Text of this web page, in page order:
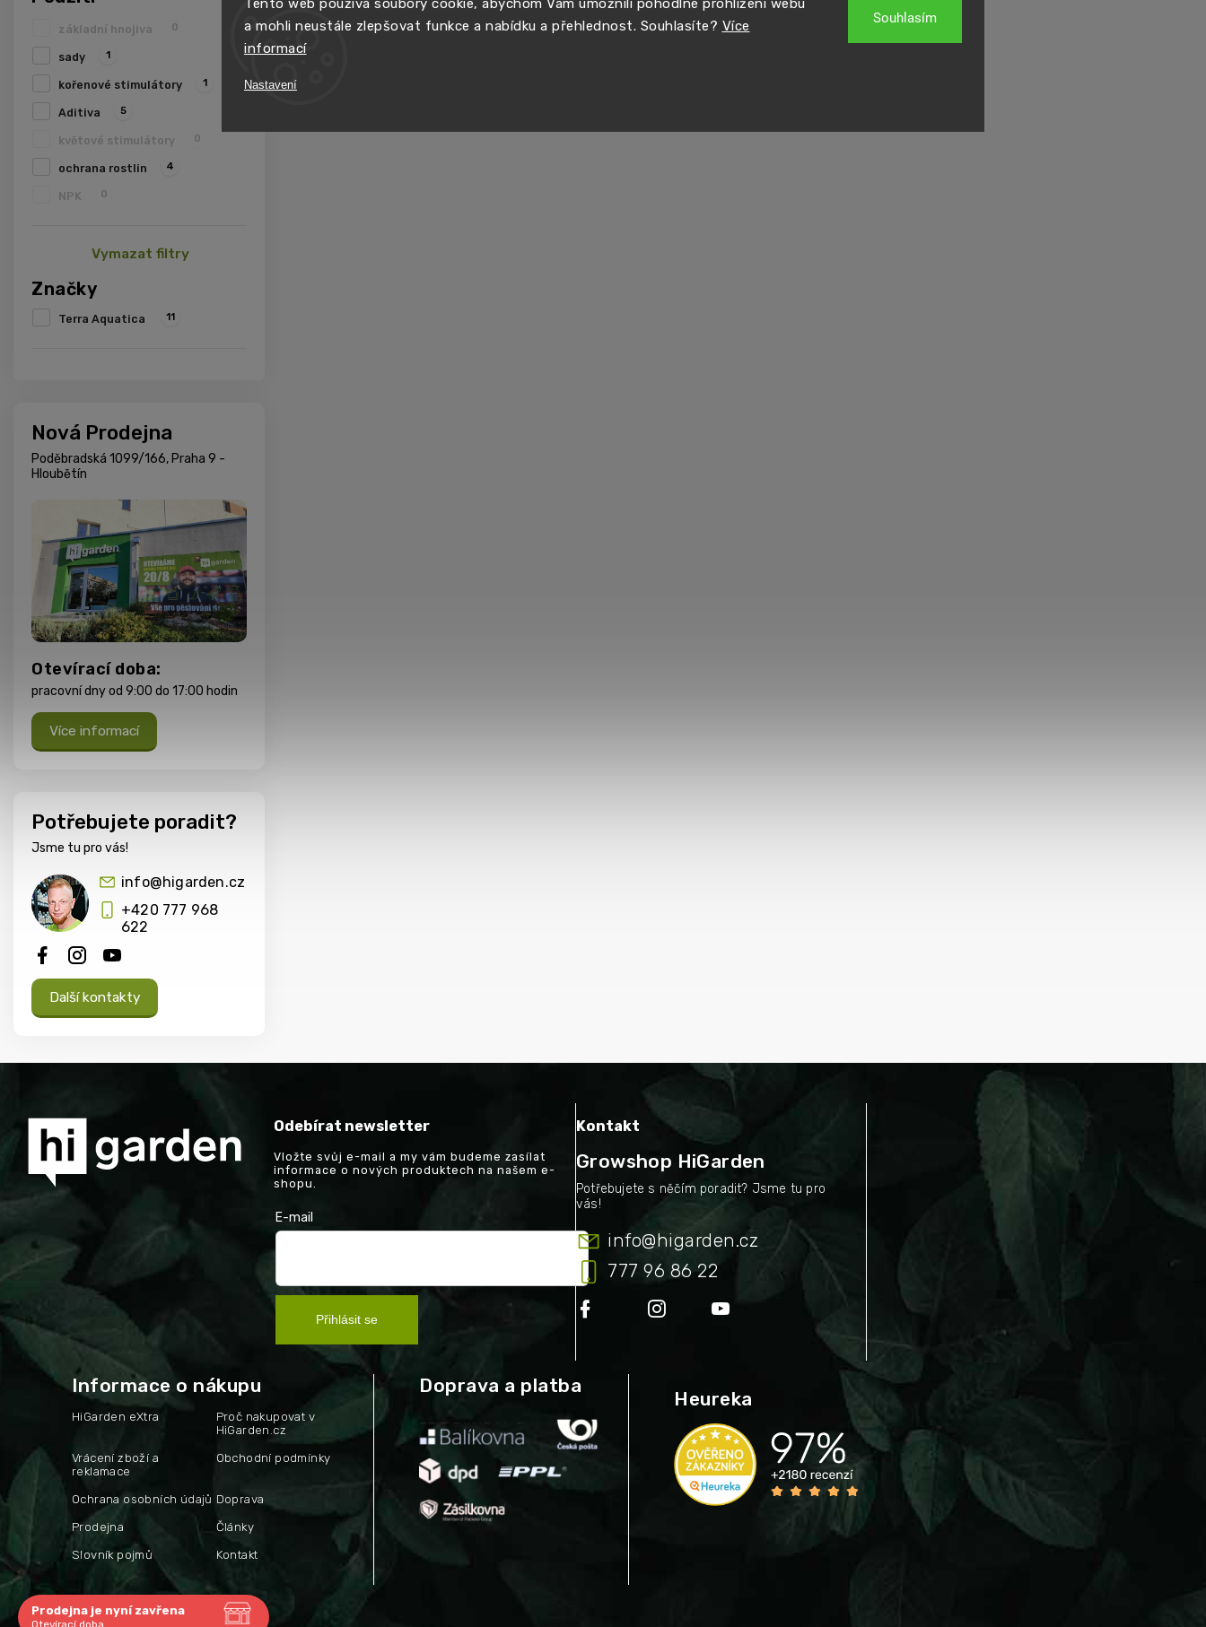
a mohli neustále zlepšovat funkce a nabídku a přehlednost. Souhlasíte? Více
informací
Nastavení
Souhlasím
Značky
Terra Aquatica 11
základní hnojiva 0
sady 1
kořenové stimulátory 1
Aditiva 5
květové stimulátory 0
ochrana rostlin 4
NPK 0
Vymazat filtry
Nová Prodejna
Poděbradská 1099/166, Praha 9 -
Hloubětín
Otevírací doba:
pracovní dny od 9:00 do 17:00 hodin
Více informací
Potřebujete poradit?
Jsme tu pro vás!
info@higarden.cz
+420 777 968
622
Další kontakty
Odebírat newsletter
Vložte svůj e-mail a my vám budeme zasílat
informace o nových produktech na našem e-
shopu.
E-mail
Přihlásit se
Kontakt
Growshop HiGarden
info@higarden.cz
777 96 86 22
Informace o nákupu
HiGarden eXtra
Proč nakupovat v
HiGarden.cz
Vrácení zboží a
reklamace
Obchodní podmínky
Ochrana osobních údajů Doprava
Prodejna Články
Slovník pojmů Kontakt
Doprava a platba
Heureka
Prodejna je nyní zavřena
Otevírací doba